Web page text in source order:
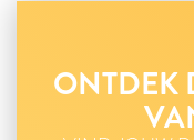
ONTDEK